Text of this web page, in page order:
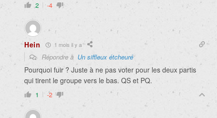
2 -4
Hein 1 mois il y a
Répondre à Un siffleux étcheuré
Pourquoi fuir ? Juste à ne pas voter pour les deux partis
qui tirent le groupe vers le bas. QS et PQ.
1 -2